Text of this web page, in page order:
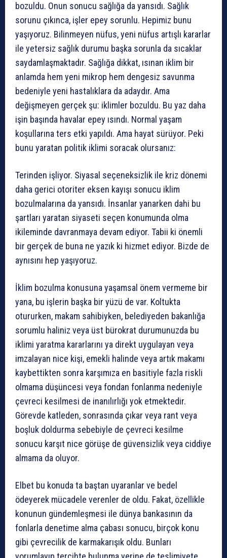
bozuldu. Onun sonucu sağlığa da yansıdı. Sağlık
sorunu çıkınca, işler epey sorunlu. Hepimiz bunu
yaşıyoruz. Bilinmeyen nüfus, yeni nüfus artışlı kararlar
ile yetersiz sağlık durumu başka sorunla da sıcaklar
saydamlaşmaktadır. Sağlığa dikkat, ısınan iklim bir
anlamda hem yeni mikrop hem dengesiz savunma
bedeniyle yeni hastalıklara da adaydır. Ama
değişmeyen gerçek şu: iklimler bozuldu. Bu yaz daha
işin başında havalar epey ısındı. Normal yaşam
koşullarına ters etki yapıldı. Ama hayat sürüyor. Peki
bunu yaratan politik iklimi soracak olursanız:
Terinden işliyor. Siyasal seçeneksizlik ile kriz dönemi
daha gerici otoriter eksen kayışı sonucu iklim
bozulmalarına da yansıdı. İnsanlar yanarken dahi bu
şartları yaratan siyaseti seçen konumunda olma
ikileminde davranmaya devam ediyor. Tabii ki önemli
bir gerçek de buna ne yazık ki hizmet ediyor. Bizde de
aynısını hep yaşıyoruz.
İklim bozulma konusuna yaşamsal önem vermeme bir
yana, bu işlerin başka bir yüzü de var. Koltukta
otururken, makam sahibiyken, belediyeden bakanlığa
sorumlu haliniz veya üst bürokrat durumunuzda bu
iklimi yaratma kararlarını ya direkt uygulayan veya
imzalayan nice kişi, emekli halinde veya artık makamı
kaybettikten sonra karşımıza en basitiyle fazla riskli
olmama düşüncesi veya fondan fonlanma nedeniyle
çevreci kesilmesi de inanılırlığı yok etmektedir.
Görevde katleden, sonrasında çıkar veya rant veya
boşluk doldurma sebebiyle de çevreci kesilme
sonucu karşıt nice görüşe de güvensizlik veya ciddiye
almama da oluyor.
Elbet bu konuda ta baştan uyaranlar ve bedel
ödeyerek mücadele verenler de oldu. Fakat, özellikle
konunun gündemleşmesi ile dünya bankasının da
fonlarla denetime alma çabası sonucu, birçok konu
gibi çevrecilik de karmakarışık oldu. Bunları